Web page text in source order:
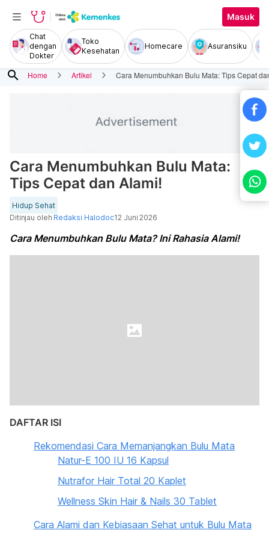
Masuk
Chat
dengan
Dokter
Toko
Kesehatan
Homecare Asuransiku
search Home Artikel Cara Menumbuhkan Bulu Mata: Tips Cepat
Cara Menumbuhkan Bulu Mata:
Tips Cepat dan Alami!
Hidup Sehat
Ditinjau oleh Redaksi Halodoc12 Juni 2026
Cara Menumbuhkan Bulu Mata? Ini Rahasia Alami!
DAFTAR ISI
Rekomendasi Cara Memanjangkan Bulu Mata
Natur-E 100 IU 16 Kapsul
Nutrafor Hair Total 20 Kaplet
Wellness Skin Hair & Nails 30 Tablet
Cara Alami dan Kebiasaan Sehat untuk Bulu Mata